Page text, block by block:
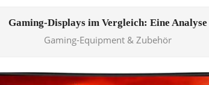
Gaming-Displays im Vergleich: Eine Analyse
Gaming-Equipment & Zubehör